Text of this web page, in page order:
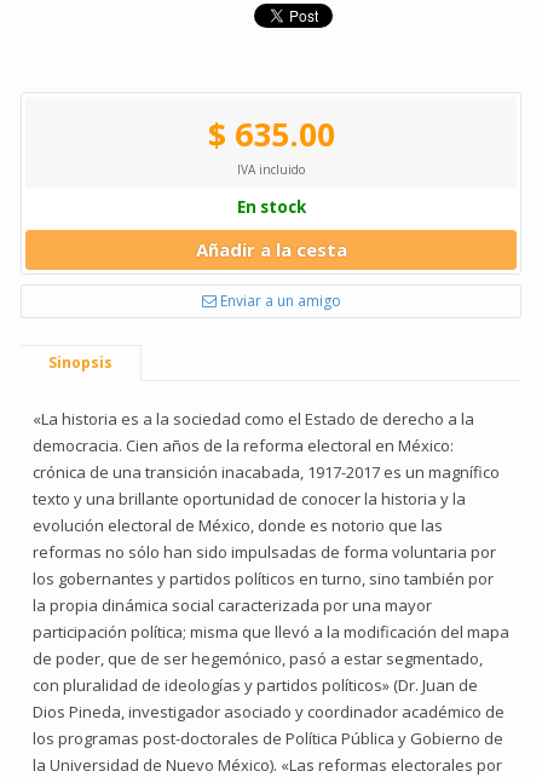
$ 635.00
IVA incluido
En stock
Añadir a la cesta
Enviar a un amigo
Sinopsis
«La historia es a la sociedad como el Estado de derecho a la
democracia. Cien años de la reforma electoral en México:
crónica de una transición inacabada, 1917-2017 es un magnífico
texto y una brillante oportunidad de conocer la historia y la
evolución electoral de México, donde es notorio que las
reformas no sólo han sido impulsadas de forma voluntaria por
los gobernantes y partidos políticos en turno, sino también por
la propia dinámica social caracterizada por una mayor
participación política; misma que llevó a la modificación del mapa
de poder, que de ser hegemónico, pasó a estar segmentado,
con pluralidad de ideologías y partidos políticos» (Dr. Juan de
Dios Pineda, investigador asociado y coordinador académico de
los programas post-doctorales de Política Pública y Gobierno de
la Universidad de Nuevo México). «Las reformas electorales por